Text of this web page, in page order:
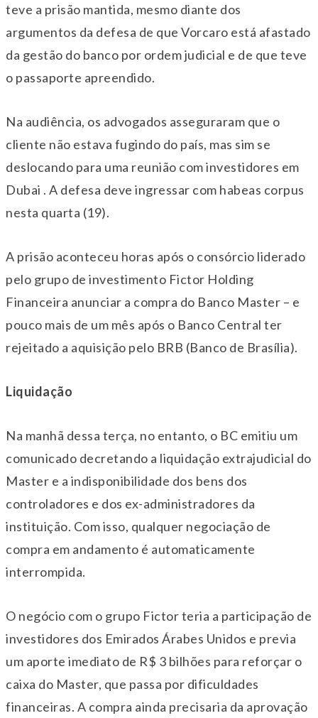
teve a prisão mantida, mesmo diante dos
argumentos da defesa de que Vorcaro está afastado
da gestão do banco por ordem judicial e de que teve
o passaporte apreendido.
Na audiência, os advogados asseguraram que o
cliente não estava fugindo do país, mas sim se
deslocando para uma reunião com investidores em
Dubai . A defesa deve ingressar com habeas corpus
nesta quarta (19).
A prisão aconteceu horas após o consórcio liderado
pelo grupo de investimento Fictor Holding
Financeira anunciar a compra do Banco Master – e
pouco mais de um mês após o Banco Central ter
rejeitado a aquisição pelo BRB (Banco de Brasília).
Liquidação
Na manhã dessa terça, no entanto, o BC emitiu um
comunicado decretando a liquidação extrajudicial do
Master e a indisponibilidade dos bens dos
controladores e dos ex-administradores da
instituição. Com isso, qualquer negociação de
compra em andamento é automaticamente
interrompida.
O negócio com o grupo Fictor teria a participação de
investidores dos Emirados Árabes Unidos e previa
um aporte imediato de R$ 3 bilhões para reforçar o
caixa do Master, que passa por dificuldades
financeiras. A compra ainda precisaria da aprovação